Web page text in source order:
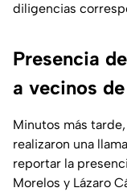
diligencias
Presencia
a vecinos
Minutos más
realizaron una
reportar la
Morelos y Lázaro